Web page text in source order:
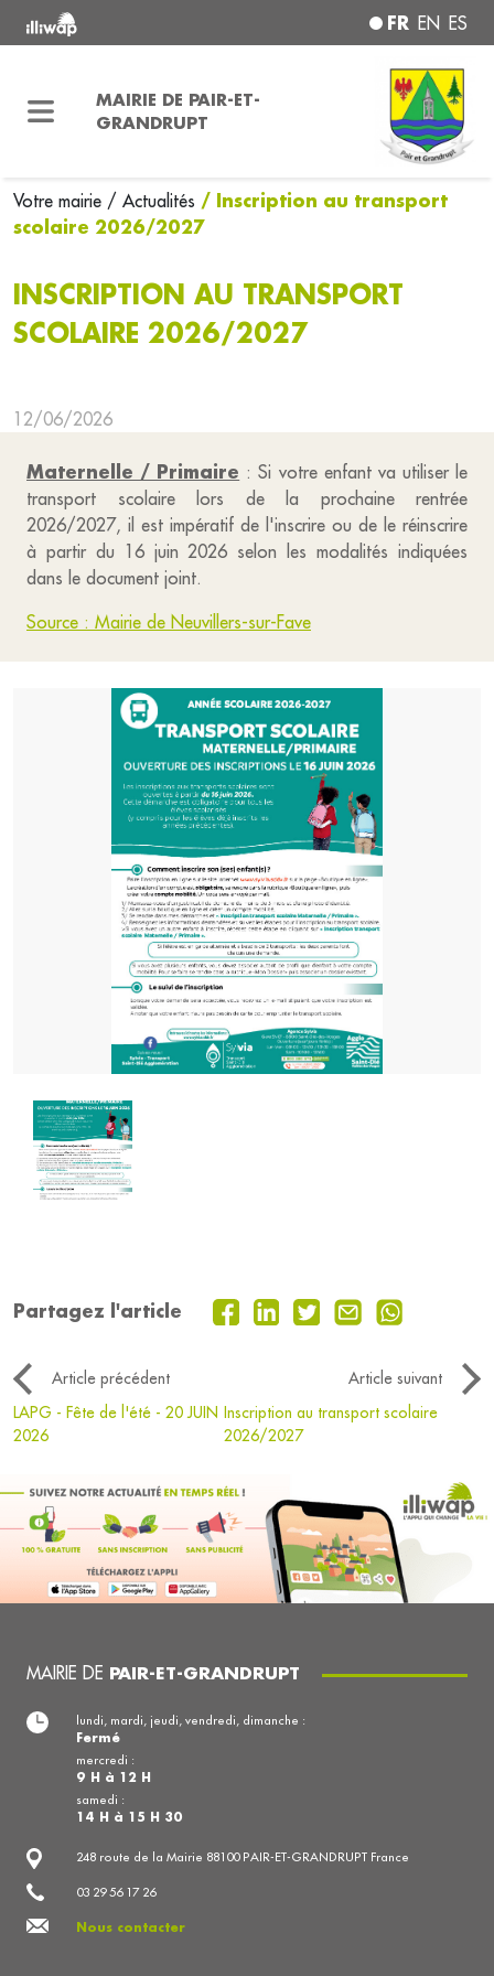
FR EN ES
MAIRIE DE PAIR-ET-
GRANDRUPT
Votre mairie / Actualités / Inscription au transport
scolaire 2026/2027
INSCRIPTION AU TRANSPORT
SCOLAIRE 2026/2027
12/06/2026
Maternelle / Primaire : Si votre enfant va utiliser le
transport scolaire lors de la prochaine rentrée
2026/2027, il est impératif de l'inscrire ou de le réinscrire
à partir du 16 juin 2026 selon les modalités indiquées
dans le document joint.
Source : Mairie de Neuvillers-sur-Fave
Partagez l'article
Article précédent
Article suivant
LAPG - Fête de l'été - 20 JUIN
2026
Inscription au transport scolaire
2026/2027
MAIRIE DE PAIR-ET-GRANDRUPT
248 route de la Mairie 88100 PAIR-ET-GRANDRUPT France
03 29 56 17 26
Nous contacter
lundi, mardi, jeudi, vendredi, dimanche :
Fermé
mercredi :
9 H à 12 H
samedi :
14 H à 15 H 30